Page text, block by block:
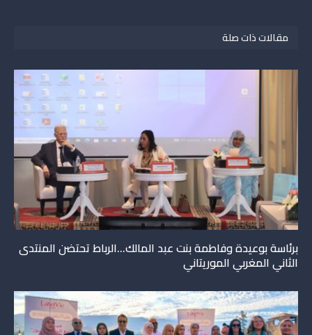
مقالات ذات صلة
برئاسة بوعيدة وفاطمة بنت عبد المالك…الرباط تحتضن المنتدى
الثاني المغربي الموريتاني